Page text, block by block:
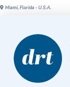
Miami, Florida - U.S.A.